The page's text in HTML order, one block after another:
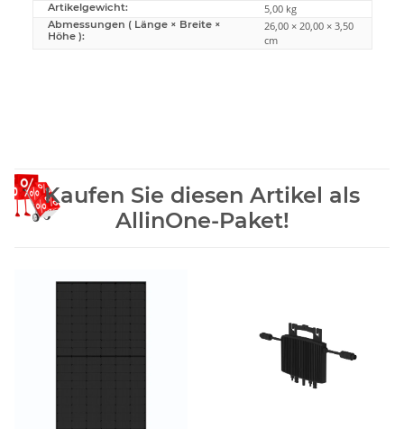
Artikelgewicht: 5,00 kg
Abmessungen ( Länge × Breite ×
Höhe ):
26,00 × 20,00 × 3,50
cm
Kaufen Sie diesen Artikel als
AllinOne-Paket!